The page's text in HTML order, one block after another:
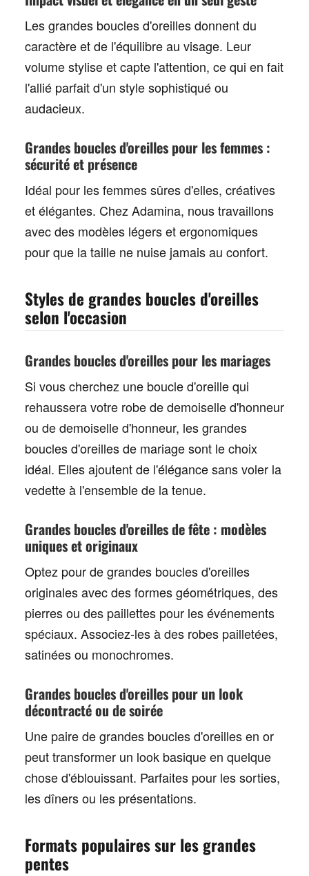
Les grandes boucles d'oreillesdonnent du
caractère et de l'équilibre au visage. Leur
volume stylise et capte l'attention, ce qui en fait
l'allié parfait d'un style sophistiqué ou
audacieux.
Grandes boucles d'oreilles pour les femmes :
sécurité et présence
Idéal pour les femmes sûres d'elles, créatives
et élégantes. Chez Adamina, nous travaillons
avec des modèles légerset ergonomiques
pour que la taille ne nuise jamais au confort.
Styles de grandes boucles d'oreilles
selon l'occasion
Grandes boucles d'oreilles pour les mariages
Si vous cherchez une boucle d'oreille qui
rehaussera votre robe de demoiselle d'honneur
ou de demoiselle d'honneur, lesgrandes
boucles d'oreilles de mariagesont le choix
idéal. Elles ajoutent de l'élégance sans voler la
vedette à l'ensemble de la tenue.
Grandes boucles d'oreilles de fête : modèles
uniques et originaux
Optez pour degrandes boucles d'oreilles
originalesavec des formes géométriques, des
pierres ou des paillettes pour les événements
spéciaux. Associez-les à des robes pailletées,
satinées ou monochromes.
Grandes boucles d'oreilles pour un look
décontracté ou de soirée
Une paire degrandes boucles d'oreilles en or
peut transformer un look basique en quelque
chose d'éblouissant. Parfaites pour les sorties,
les dîners ou les présentations.
Formats populaires sur les grandes
pentes